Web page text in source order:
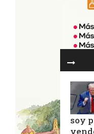
soy